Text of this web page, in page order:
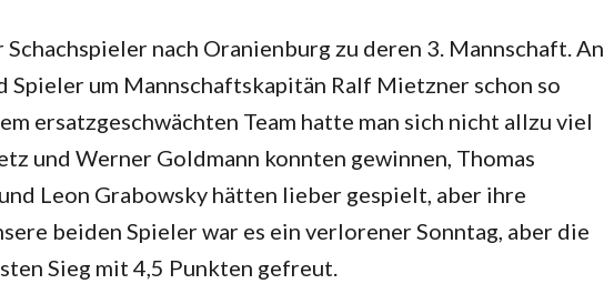
nach Oranienburg zu deren 3. Mannschaft. An
Spieler um Mannschaftskapitän Ralf Mietzner schon so
ersatzgeschwächten Team hatte man sich nicht allzu viel
und Werner Goldmann konnten gewinnen, Thomas
Leon Grabowsky hätten lieber gespielt, aber ihre
beiden Spieler war es ein verlorener Sonntag, aber die
Sieg mit 4,5 Punkten gefreut.